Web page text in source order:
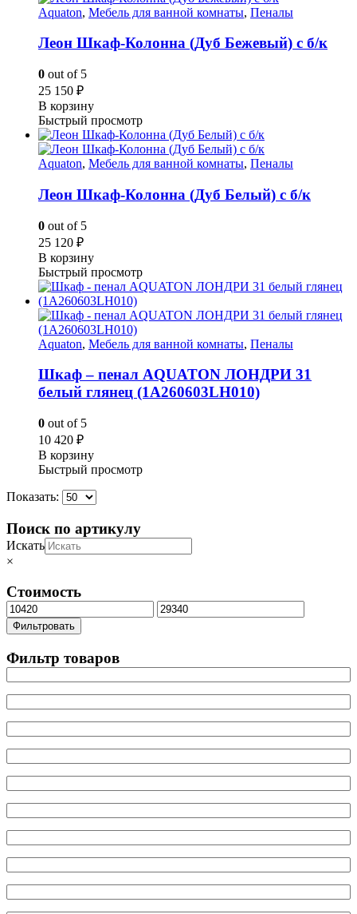
Aquaton, Мебель для ванной комнаты, Пеналы
Леон Шкаф-Колонна (Дуб Бежевый) с б/к
0 out of 5
25 150 ₽
В корзину
Быстрый просмотр
Aquaton, Мебель для ванной комнаты, Пеналы
Леон Шкаф-Колонна (Дуб Белый) с б/к
0 out of 5
25 120 ₽
В корзину
Быстрый просмотр
Aquaton, Мебель для ванной комнаты, Пеналы
Шкаф – пенал AQUATON ЛОНДРИ 31
белый глянец (1A260603LH010)
0 out of 5
10 420 ₽
В корзину
Быстрый просмотр
Показать:
Поиск по артикулу
Искать
×
Стоимость
Минимальная
цена
Максимальная
цена
Фильтровать
Фильтр товаров